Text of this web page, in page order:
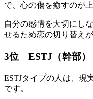
で、心の傷を癒すのが上
自分の感情を大切にし
せるため恋の切り替え
3位 ESTJ（幹部）
ESTJタイプの人は、現
です。